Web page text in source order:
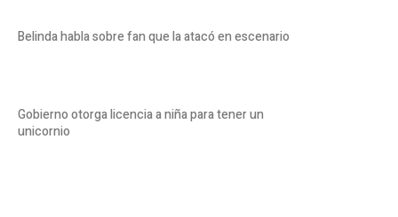
Belinda habla sobre fan que la atacó en escenario
Gobierno otorga licencia a niña para tener un
unicornio